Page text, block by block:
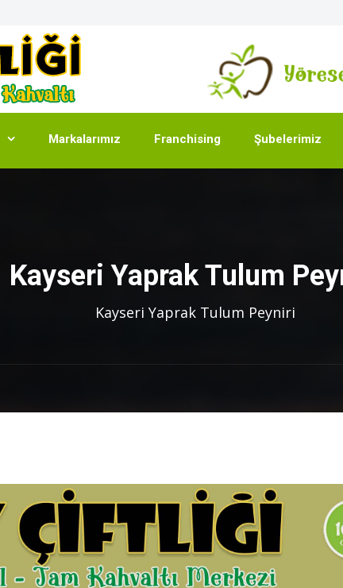
 Markalarımız Franchising Şubelerimiz
Kayseri Yaprak Tulum
Kayseri Yaprak Tulum Peyniri